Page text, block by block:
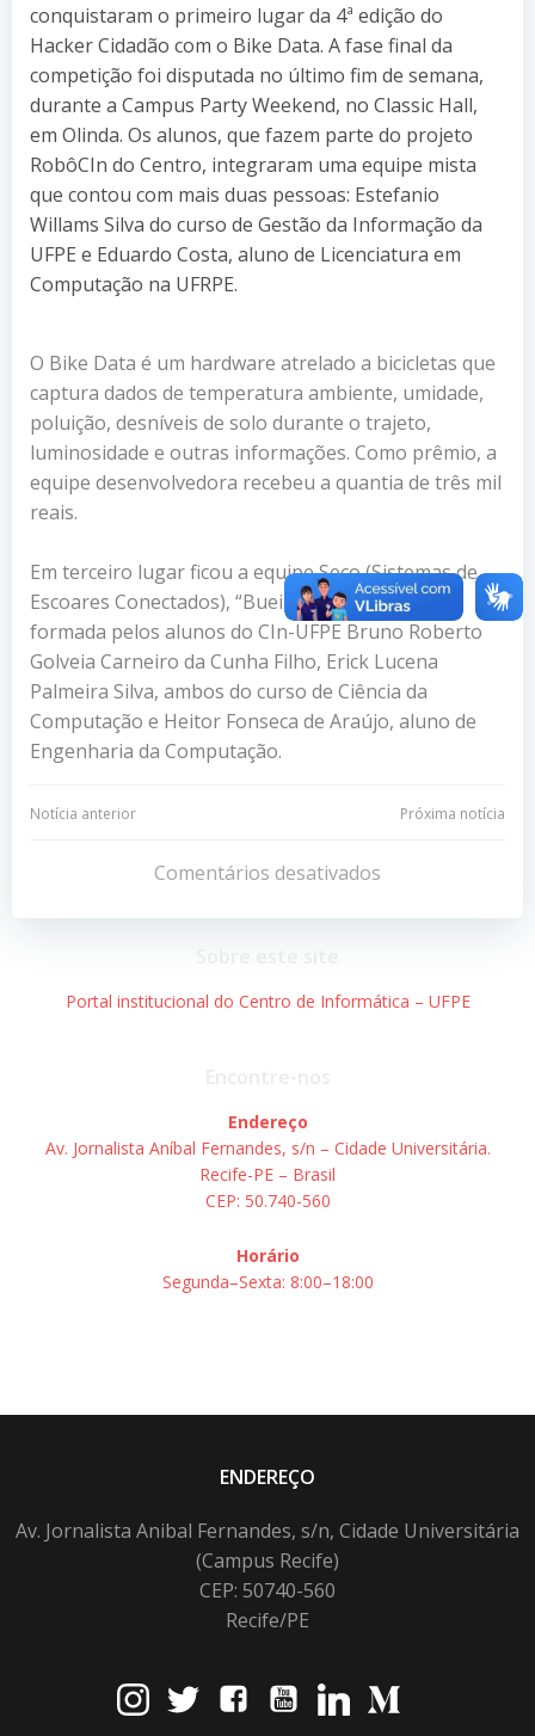
conquistaram o primeiro lugar da 4ª edição do
Hacker Cidadão com o Bike Data. A fase final da
competição foi disputada no último fim de semana,
durante a Campus Party Weekend, no Classic Hall,
em Olinda. Os alunos, que fazem parte do projeto
RobôCIn do Centro, integraram uma equipe mista
que contou com mais duas pessoas: Estefanio
Willams Silva do curso de Gestão da Informação da
UFPE e Eduardo Costa, aluno de Licenciatura em
Computação na UFRPE.
O Bike Data é um hardware atrelado a bicicletas que
captura dados de temperatura ambiente, umidade,
poluição, desníveis de solo durante o trajeto,
luminosidade e outras informações. Como prêmio, a
equipe desenvolvedora recebeu a quantia de três mil
reais.
Em terceiro lugar ficou a equipe Seco (Sistemas de
Escoares Conectados), “Bueiros Inteligentes”,
formada pelos alunos do CIn-UFPE Bruno Roberto
Golveia Carneiro da Cunha Filho, Erick Lucena
Palmeira Silva, ambos do curso de Ciência da
Computação e Heitor Fonseca de Araújo, aluno de
Engenharia da Computação.
Navegação
Post
Notícia anterior
Navegação
de
Post
Próxima notícia
Comentários desativados
Portal institucional do Centro de Informática – UFPE
Endereço
Av. Jornalista Aníbal Fernandes, s/n – Cidade Universitária.
Recife-PE – Brasil
CEP: 50.740-560
Horário
Segunda–Sexta: 8:00–18:00
ENDEREÇO
Av. Jornalista Anibal Fernandes, s/n, Cidade Universitária
(Campus Recife)
CEP: 50740-560
Recife/PE